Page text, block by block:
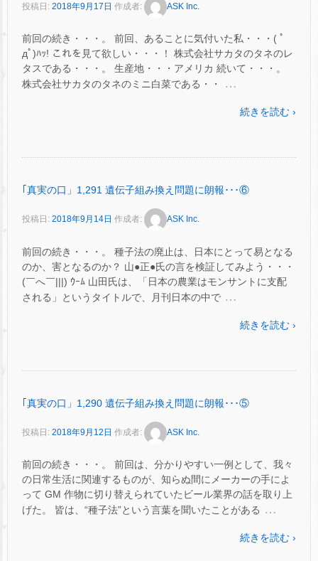
投稿日: 2018年9月17日 作成者: ASK Inc.
前回の続き・・・。 前回、あることに気付いた私・・・( ﾟ
дﾟ)ﾊｯ! これを見て欲しい・・・！ 株式会社サカタのタネのレ
タスである・・・。 生産地・・・アメリカ 続いて・・・。
株式会社サカタのタネのミニ白菜である・・
…
続きを読む ›
｢真実の口」1,291 遺伝子組み換え問題に朗報･･･⑥
投稿日: 2018年9月14日 作成者: ASK Inc.
前回の続き・・・。 種子法の廃止は、日本にとって易となる
のか、害となるのか？ 山●正●氏の言を検証してみよう・・・
(￣へ￣|||) ｳｰﾑ 山田氏は、「日本の農業はモンサントに支配
される」というタイトルで、月刊日本の中で …
続きを読む ›
｢真実の口」1,290 遺伝子組み換え問題に朗報･･･⑤
投稿日: 2018年9月12日 作成者: ASK Inc.
前回の続き・・・。 前回は、分かりやすい一例として、我々
の日常生活に関連するものが、知らぬ間にメーカーの手によ
って GM 作物に切り替えられていたビール業界の話を取り上
げた。 皆は、“種子法”という言葉を聞いたことがある …
続きを読む ›